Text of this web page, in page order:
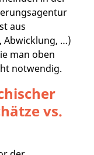
aus
Abwicklung, …)
man oben
notwendig.
vs.